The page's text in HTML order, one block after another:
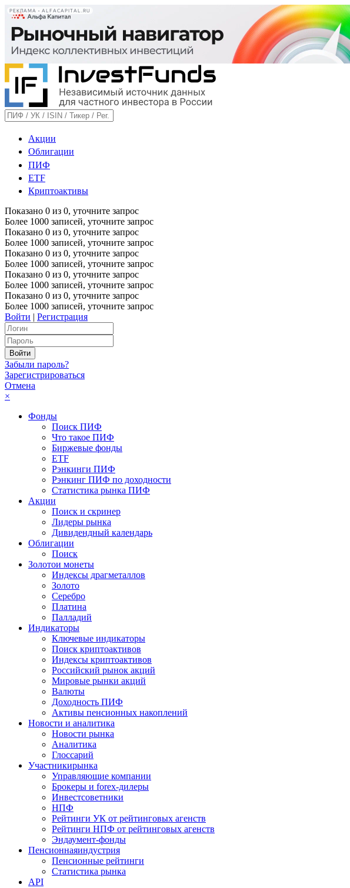
РЕКЛАМА • ALFACAPITAL.RU
Акции
Облигации
ПИФ
ETF
Криптоактивы
Показано 0 из 0, уточните запрос
Более 1000 записей, уточните запрос
Показано 0 из 0, уточните запрос
Более 1000 записей, уточните запрос
Показано 0 из 0, уточните запрос
Более 1000 записей, уточните запрос
Показано 0 из 0, уточните запрос
Более 1000 записей, уточните запрос
Показано 0 из 0, уточните запрос
Более 1000 записей, уточните запрос
Войти | Регистрация
Забыли пароль?
Зарегистрироваться
Отмена
×
Фонды
Поиск ПИФ
Что такое ПИФ
Биржевые фонды
ETF
Рэнкинги ПИФ
Рэнкинг ПИФ по доходности
Статистика рынка ПИФ
Акции
Поиск и скринер
Лидеры рынка
Дивидендный календарь
Облигации
Поиск
Золотои монеты
Индексы драгметаллов
Золото
Серебро
Платина
Палладий
Индикаторы
Ключевые индикаторы
Поиск криптоактивов
Индексы криптоактивов
Российский рынок акций
Мировые рынки акций
Валюты
Доходность ПИФ
Активы пенсионных накоплений
Новости и аналитика
Новости рынка
Аналитика
Глоссарий
Участникирынка
Управляющие компании
Брокеры и forex-дилеры
Инвестсоветники
НПФ
Рейтинги УК от рейтинговых агенств
Рейтинги НПФ от рейтинговых агенств
Эндаумент-фонды
Пенсионнаяиндустрия
Пенсионные рейтинги
Статистика рынка
API